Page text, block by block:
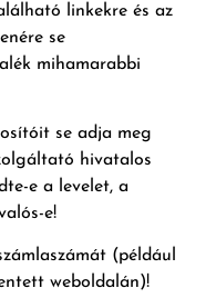
linkekre és az
se
mihamarabbi
se adja meg
hivatalos
e a levelet, a
e!
(például
weboldalán)!